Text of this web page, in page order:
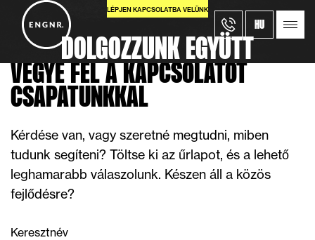
HU
LÉPJEN KAPCSOLATBA VELÜNK
DOLGOZZUNK EGYÜTT
VEGYE FEL A KAPCSOLATOT
CSAPATUNKKAL
Kérdése van, vagy szeretné megtudni, miben
tudunk segíteni? Töltse ki az űrlapot, és a lehető
leghamarabb válaszolunk. Készen áll a közös
fejlődésre?
Keresztnév